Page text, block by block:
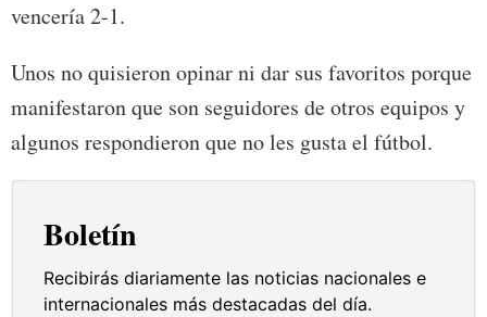
vencería 2-1.
Unos no quisieron opinar ni dar sus favoritos porque
manifestaron que son seguidores de otros equipos y
algunos respondieron que no les gusta el fútbol.
Boletín
Recibirás diariamente las noticias nacionales e
internacionales más destacadas del día.